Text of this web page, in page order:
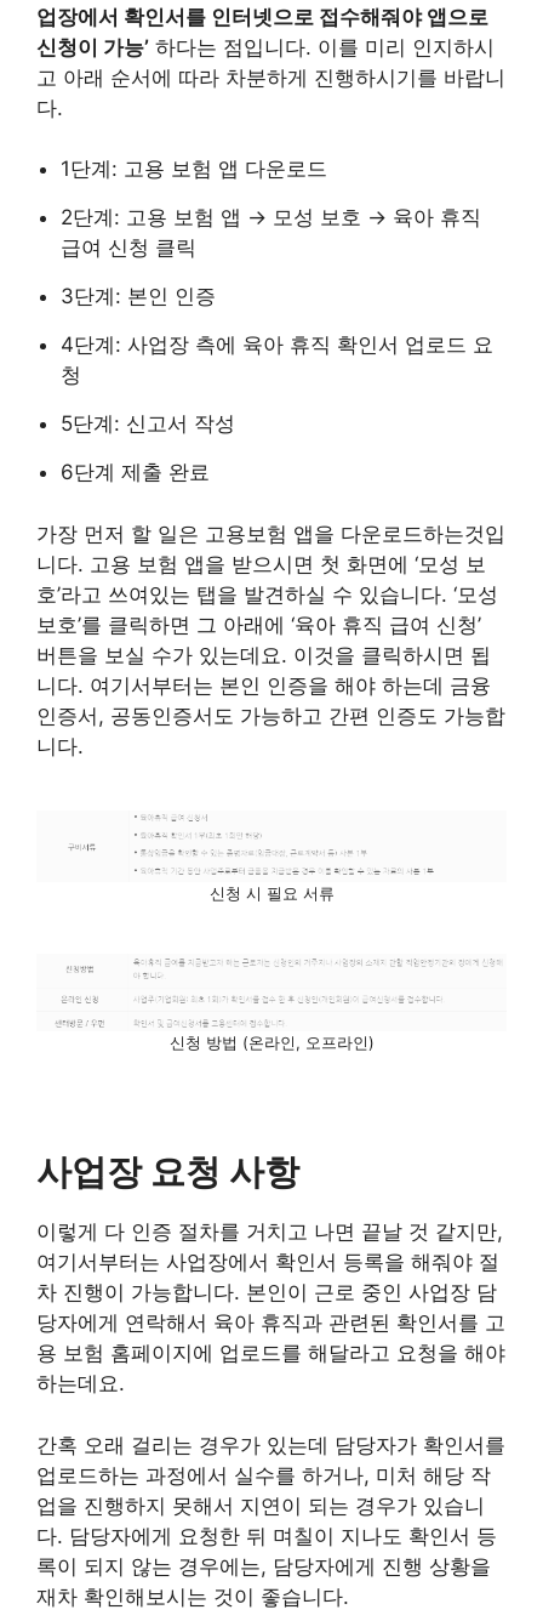
업장에서 확인서를 인터넷으로 접수해줘야 앱으로
신청이 가능’ 하다는 점입니다. 이를 미리 인지하시
고 아래 순서에 따라 차분하게 진행하시기를 바랍니
다.
1단계: 고용 보험 앱 다운로드
2단계: 고용 보험 앱 → 모성 보호 → 육아 휴직
급여 신청 클릭
3단계: 본인 인증
4단계: 사업장 측에 육아 휴직 확인서 업로드 요
청
5단계: 신고서 작성
6단계 제출 완료
가장 먼저 할 일은 고용보험 앱을 다운로드하는것입
니다. 고용 보험 앱을 받으시면 첫 화면에 ‘모성 보
호’라고 쓰여있는 탭을 발견하실 수 있습니다. ‘모성
보호’를 클릭하면 그 아래에 ‘육아 휴직 급여 신청’
버튼을 보실 수가 있는데요. 이것을 클릭하시면 됩
니다. 여기서부터는 본인 인증을 해야 하는데 금융
인증서, 공동인증서도 가능하고 간편 인증도 가능합
니다.
신청 시 필요 서류
신청 방법 (온라인, 오프라인)
사업장 요청 사항
이렇게 다 인증 절차를 거치고 나면 끝날 것 같지만,
여기서부터는 사업장에서 확인서 등록을 해줘야 절
차 진행이 가능합니다. 본인이 근로 중인 사업장 담
당자에게 연락해서 육아 휴직과 관련된 확인서를 고
용 보험 홈페이지에 업로드를 해달라고 요청을 해야
하는데요.
간혹 오래 걸리는 경우가 있는데 담당자가 확인서를
업로드하는 과정에서 실수를 하거나, 미처 해당 작
업을 진행하지 못해서 지연이 되는 경우가 있습니
다. 담당자에게 요청한 뒤 며칠이 지나도 확인서 등
록이 되지 않는 경우에는, 담당자에게 진행 상황을
재차 확인해보시는 것이 좋습니다.